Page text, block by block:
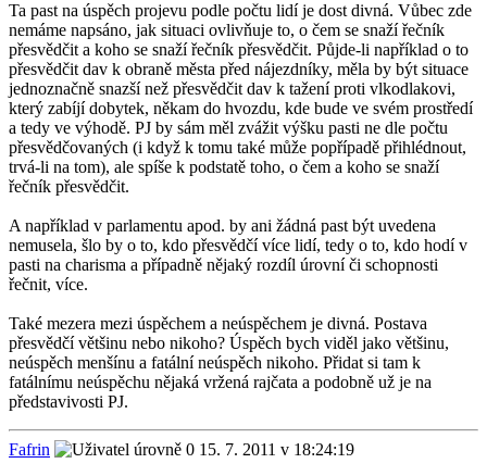
Ta past na úspěch projevu podle počtu lidí je dost divná. Vůbec zde
nemáme napsáno, jak situaci ovlivňuje to, o čem se snaží řečník
přesvědčit a koho se snaží řečník přesvědčit. Půjde-li například o to
přesvědčit dav k obraně města před nájezdníky, měla by být situace
jednoznačně snazší než přesvědčit dav k tažení proti vlkodlakovi,
který zabíjí dobytek, někam do hvozdu, kde bude ve svém prostředí
a tedy ve výhodě. PJ by sám měl zvážit výšku pasti ne dle počtu
přesvědčovaných (i když k tomu také může popřípadě přihlédnout,
trvá-li na tom), ale spíše k podstatě toho, o čem a koho se snaží
řečník přesvědčit.
A například v parlamentu apod. by ani žádná past být uvedena
nemusela, šlo by o to, kdo přesvědčí více lidí, tedy o to, kdo hodí v
pasti na charisma a případně nějaký rozdíl úrovní či schopnosti
řečnit, více.
Také mezera mezi úspěchem a neúspěchem je divná. Postava
přesvědčí většinu nebo nikoho? Úspěch bych viděl jako většinu,
neúspěch menšínu a fatální neúspěch nikoho. Přidat si tam k
fatálnímu neúspěchu nějaká vržená rajčata a podobně už je na
představivosti PJ.
Fafrin
15. 7. 2011 v 18:24:19